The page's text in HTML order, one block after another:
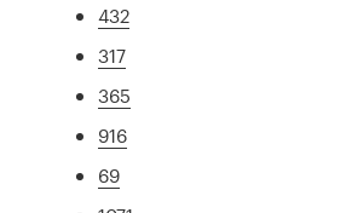
432
317
365
916
69